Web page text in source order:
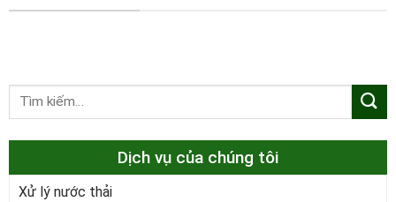
Dịch vụ của chúng tôi
Xử lý nước thải